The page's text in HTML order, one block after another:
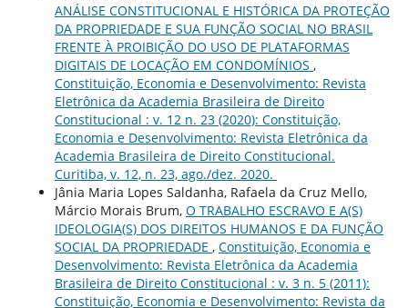
ANÁLISE CONSTITUCIONAL E HISTÓRICA DA PROTEÇÃO
DA PROPRIEDADE E SUA FUNÇÃO SOCIAL NO BRASIL
FRENTE À PROIBIÇÃO DO USO DE PLATAFORMAS
DIGITAIS DE LOCAÇÃO EM CONDOMÍNIOS ,
Constituição, Economia e Desenvolvimento: Revista
Eletrônica da Academia Brasileira de Direito
Constitucional : v. 12 n. 23 (2020): Constituição,
Economia e Desenvolvimento: Revista Eletrônica da
Academia Brasileira de Direito Constitucional.
Curitiba, v. 12, n. 23, ago./dez. 2020.
Jânia Maria Lopes Saldanha, Rafaela da Cruz Mello,
Márcio Morais Brum, O TRABALHO ESCRAVO E A(S)
IDEOLOGIA(S) DOS DIREITOS HUMANOS E DA FUNÇÃO
SOCIAL DA PROPRIEDADE , Constituição, Economia e
Desenvolvimento: Revista Eletrônica da Academia
Brasileira de Direito Constitucional : v. 3 n. 5 (2011):
Constituição, Economia e Desenvolvimento: Revista da